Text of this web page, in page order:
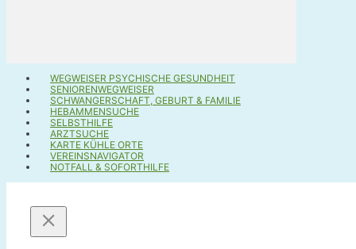
WEGWEISER PSYCHISCHE GESUNDHEIT
SENIORENWEGWEISER
SCHWANGERSCHAFT, GEBURT & FAMILIE
HEBAMMENSUCHE
SELBSTHILFE
ARZTSUCHE
KARTE KÜHLE ORTE
VEREINSNAVIGATOR
NOTFALL & SOFORTHILFE